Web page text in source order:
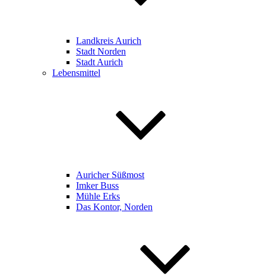
Landkreis Aurich
Stadt Norden
Stadt Aurich
Lebensmittel
Auricher Süßmost
Imker Buss
Mühle Erks
Das Kontor, Norden